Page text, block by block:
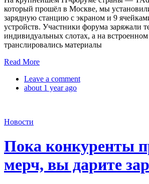
который прошёл в Москве, мы
зарядную станцию с экраном и 9
устройств. Участники форума заряжали
индивидуальных слотах, а на встроенном
транслировались материалы
Read More
Leave a comment
about 1 year ago
Новости
Пока конкуренты
мерч, вы дарите